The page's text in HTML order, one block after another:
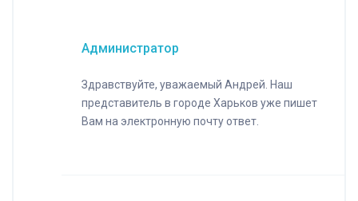
Администратор
Здравствуйте, уважаемый Андрей. Наш
представитель в городе Харьков уже пишет
Вам на электронную почту ответ.